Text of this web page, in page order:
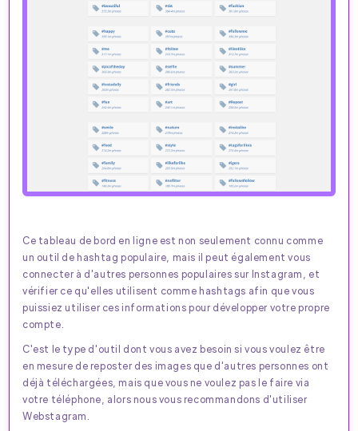
Ce tableau de bord en ligne est non seulement connu comme
un outil de hashtag populaire, mais il peut également vous
connecter à d'autres personnes populaires sur Instagram, et
vérifier ce qu'elles utilisent comme hashtags afin que vous
puissiez utiliser ces informations pour développer votre propre
compte.
C'est le type d'outil dont vous avez besoin si vous voulez être
en mesure de reposter des images que d'autres personnes ont
déjà téléchargées, mais que vous ne voulez pas le faire via
votre téléphone, alors nous vous recommandons d'utiliser
Webstagram.